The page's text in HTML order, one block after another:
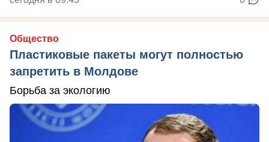
Общество
Пластиковые пакеты могут полностью
запретить в Молдове
Борьба за экологию